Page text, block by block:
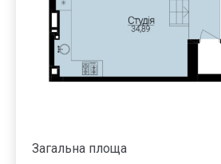
Загальна площа